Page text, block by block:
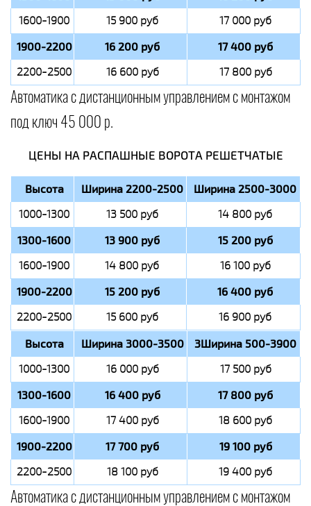
1600-1900 15 900 руб 17 000 руб
1900-2200 16 200 руб 17 400 руб
2200-2500 16 600 руб 17 800 руб
Автоматика с дистанционным управлением с монтажом
под ключ 45 000 р.
ЦЕНЫ НА РАСПАШНЫЕ ВОРОТА РЕШЕТЧАТЫЕ
Высота Ширина 2200-2500 Ширина 2500-3000
1000-1300 13 500 руб 14 800 руб
1300-1600 13 900 руб 15 200 руб
1600-1900 14 800 руб 16 100 руб
1900-2200 15 200 руб 16 400 руб
2200-2500 15 600 руб 16 900 руб
Высота Ширина 3000-3500 3Ширина 500-3900
1000-1300 16 000 руб 17 500 руб
1300-1600 16 400 руб 17 800 руб
1600-1900 17 400 руб 18 600 руб
1900-2200 17 700 руб 19 100 руб
2200-2500 18 100 руб 19 400 руб
Автоматика с дистанционным управлением с монтажом